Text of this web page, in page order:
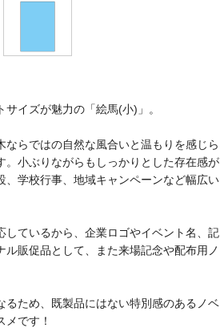
イズが魅力の「絵馬(小)」。
ならではの自然な風合いと温もりを感じら
。小ぶりながらもしっかりとした存在感が
、学校行事、地域キャンペーンなど幅広い
しているから、企業ロゴやイベント名、記
販促品として、また来場記念や配布用ノ
るため、既製品にはない特別感のあるノベ
メです！